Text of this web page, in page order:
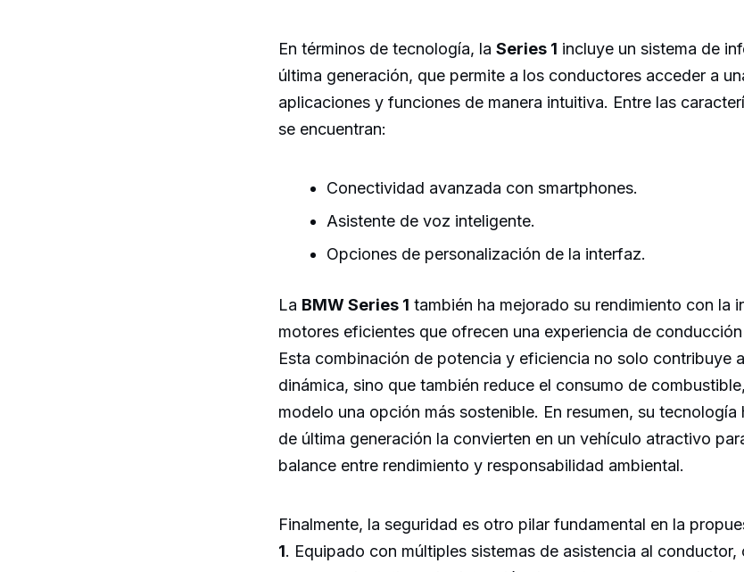
En términos de tecnología, la Series 1 incluye un sistema de
última generación, que permite a los conductores acceder a
aplicaciones y funciones de manera intuitiva. Entre las
se encuentran:
Conectividad avanzada con smartphones.
Asistente de voz inteligente.
Opciones de personalización de la interfaz.
La BMW Series 1 también ha mejorado su rendimiento con la
motores eficientes que ofrecen una experiencia de
Esta combinación de potencia y eficiencia no solo contribuye
dinámica, sino que también reduce el consumo de
modelo una opción más sostenible. En resumen, su
de última generación la convierten en un vehículo atractivo
balance entre rendimiento y responsabilidad ambiental.
Finalmente, la seguridad es otro pilar fundamental en la
1. Equipado con múltiples sistemas de asistencia al